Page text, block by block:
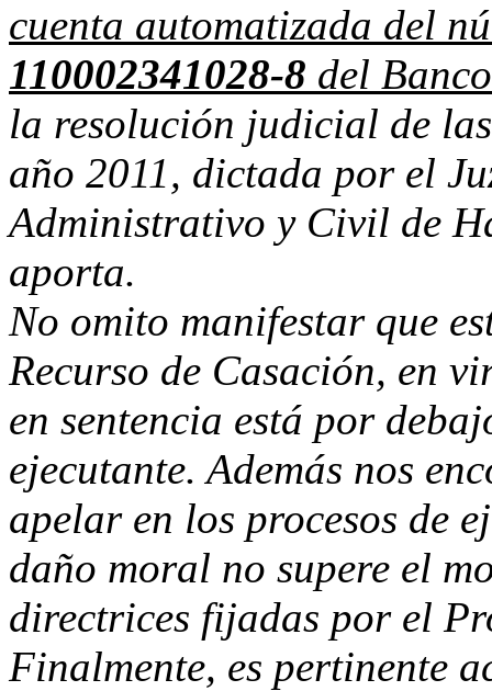
cuenta automatizada del
110002341028-8 del
la resolución judicial de
año 2011, dictada por el
Administrativo y Civil de
aporta.
No omito manifestar que
Recurso de Casación, en
en sentencia está por
ejecutante. Además nos
apelar en los procesos de
daño moral no supere el
directrices fijadas por el
Finalmente, es pertinente